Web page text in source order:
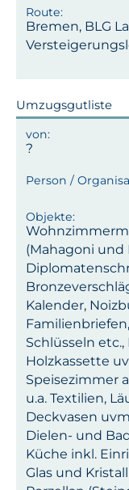
Bremen, BLG
Umzugsgutliste
(Mahagoni und
Kalender,
Schlüsseln
Holzkassette
Speisezimmer
u.a. Textilien,
Deckvasen
Dielen- und
Küche inkl.
Glas und Kristall